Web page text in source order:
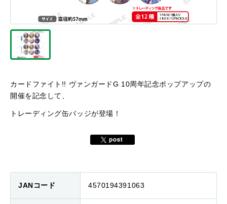
カードファイト!! ヴァンガードG 10周年記念ポップアップの
開催を記念して、
トレーディング缶バッジが登場！
JANコード 4570194391063